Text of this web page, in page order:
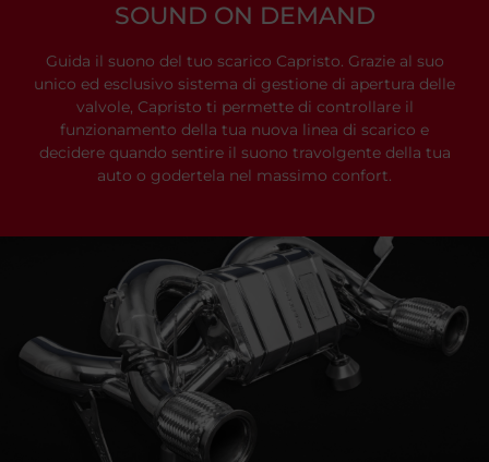
SOUND ON DEMAND
Guida il suono del tuo scarico Capristo. Grazie al suo
unico ed esclusivo sistema di gestione di apertura delle
valvole, Capristo ti permette di controllare il
funzionamento della tua nuova linea di scarico e
decidere quando sentire il suono travolgente della tua
auto o godertela nel massimo confort.